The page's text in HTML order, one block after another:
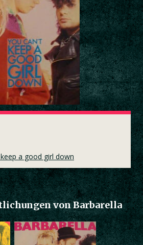
keep a good girl down
von Barbarella